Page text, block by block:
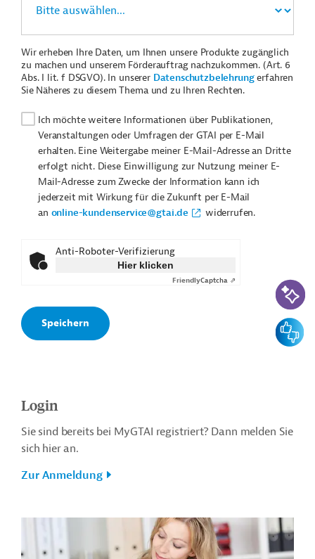
Wir erheben Ihre Daten, um Ihnen unsere Produkte zugänglich
zu machen und unserem Förderauftrag nachzukommen. (Art. 6
Abs. I lit. f DSGVO). In unserer Datenschutzbelehrungerfahren
Sie Näheres zu diesem Thema und zu Ihren Rechten.
Ich möchte weitere Informationen über Publikationen,
Veranstaltungen oder Umfragen der GTAI per E-Mail
erhalten. Eine Weitergabe meiner E-Mail-Adresse an Dritte
erfolgt nicht. Diese Einwilligung zur Nutzung meiner E-
Mail-Adresse zum Zwecke der Information kann ich
jederzeit mit Wirkung für die Zukunft per E-Mail
an online-kundenservice@gtai.de widerrufen.
Anti-Roboter-Verifizierung
Hier klicken
FriendlyCaptcha ⇗
Login
Sie sind bereits bei MyGTAI registriert? Dann melden Sie
sich hier an.
Zur Anmeldung
KI-